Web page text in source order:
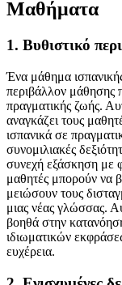
Μαθήματα
1. Βυθιστικό
Ένα μάθημα
περιβάλλον μάθησης
πραγματικής ζωής.
αναγκάζει τους
ισπανικά σε
συνομιλιακές
συνεχή εξάσκηση με
μαθητές μπορούν να
μειώσουν τους
μιας νέας γλώσσας.
βοηθά στην
ιδιωματικών
ευχέρεια.